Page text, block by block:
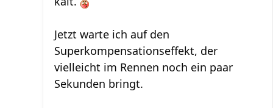
Jetzt warte ich auf den
Superkompensationseffekt, der
vielleicht im Rennen noch ein paar
Sekunden bringt.